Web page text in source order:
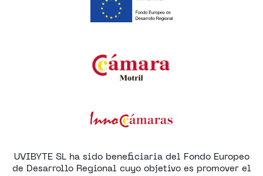
UVIBYTE SL ha sido beneficiaria del Fondo Europeo
de Desarrollo Regional cuyo objetivo es promover el